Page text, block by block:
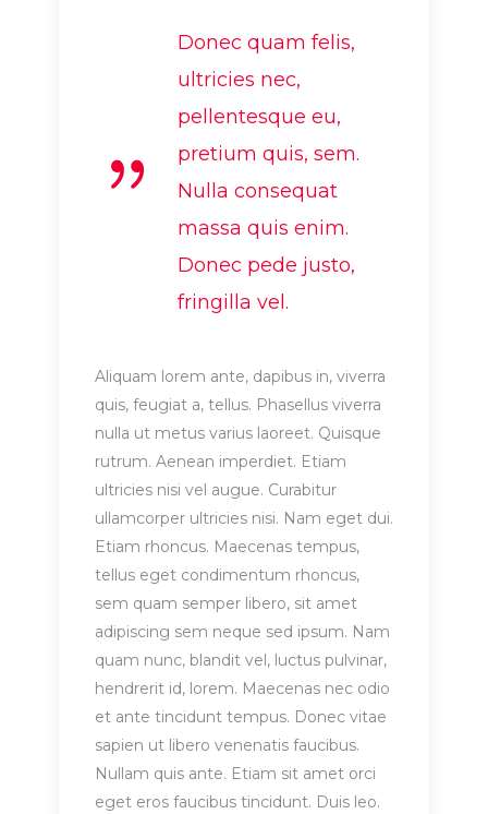
Donec quam felis,
ultricies nec,
pellentesque eu,
pretium quis, sem.
Nulla consequat
massa quis enim.
Donec pede justo,
fringilla vel.
Aliquam lorem ante, dapibus in, viverra
quis, feugiat a, tellus. Phasellus viverra
nulla ut metus varius laoreet. Quisque
rutrum. Aenean imperdiet. Etiam
ultricies nisi vel augue. Curabitur
ullamcorper ultricies nisi. Nam eget dui.
Etiam rhoncus. Maecenas tempus,
tellus eget condimentum rhoncus,
sem quam semper libero, sit amet
adipiscing sem neque sed ipsum. Nam
quam nunc, blandit vel, luctus pulvinar,
hendrerit id, lorem. Maecenas nec odio
et ante tincidunt tempus. Donec vitae
sapien ut libero venenatis faucibus.
Nullam quis ante. Etiam sit amet orci
eget eros faucibus tincidunt. Duis leo.